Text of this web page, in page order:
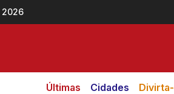
2026
Últimas Cidades